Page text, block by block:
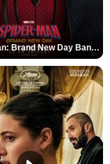
Spider-Man: Brand New Day Bande-annonce VO STFR